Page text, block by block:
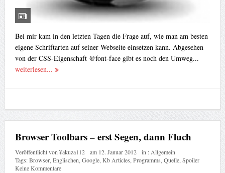
Bei mir kam in den letzten Tagen die Frage auf, wie man am besten
eigene Schriftarten auf seiner Webseite einsetzen kann. Abgesehen
von der CSS-Eigenschaft @font-face gibt es noch den Umweg...
weiterlesen...
Browser Toolbars – erst Segen, dann Fluch
Veröffentlicht von¥akuza112 am 12. Januar 2012 in : Allgemein
Tags:Browser, Englischen Google, Kb Articles Programms Quelle, Spoiler
Keine Kommentare